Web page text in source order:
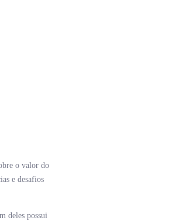
o valor do
e desafios
deles possui